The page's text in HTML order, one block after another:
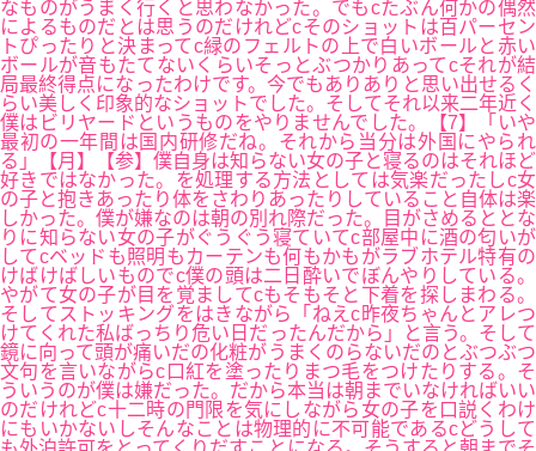
なものがうまく行くと思わなかった。でもcたぶん何かの偶然
によるものだとは思うのだけれどcそのショットは百パーセン
トぴったりと決まってc緑のフェルトの上で白いボールと赤い
ボールが音もたてないくらいそっとぶつかりあってcそれが結
局最終得点になったわけです。今でもありありと思い出せるく
らい美しく印象的なショットでした。そしてそれ以来二年近く
僕はビリヤードというものをやりませんでした。【7】「いや
最初の一年間は国内研修だね。それから当分は外国にやられ
る」【月】【参】僕自身は知らない女の子と寝るのはそれほど
好きではなかった。を処理する方法としては気楽だったしc女
の子と抱きあったり体をさわりあったりしていること自体は楽
しかった。僕が嫌なのは朝の別れ際だった。目がさめるととな
りに知らない女の子がぐうぐう寝ていてc部屋中に酒の匂いが
してcベッドも照明もカーテンも何もかもがラブホテル特有の
けばけばしいものでc僕の頭は二日酔いでぼんやりしている。
やがて女の子が目を覚ましてcもそもそと下着を探しまわる。
そしてストッキングをはきながら「ねえc昨夜ちゃんとアレつ
けてくれた私ばっちり危い日だったんだから」と言う。そして
鏡に向って頭が痛いだの化粧がうまくのらないだのとぶつぶつ
文句を言いながらc口紅を塗ったりまつ毛をつけたりする。そ
ういうのが僕は嫌だった。だから本当は朝までいなければいい
のだけれどc十二時の門限を気にしながら女の子を口説くわけ
にもいかないしそんなことは物理的に不可能であるcどうして